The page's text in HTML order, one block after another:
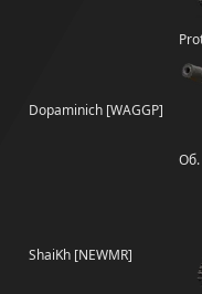
Dopaminich [WAGGP]
Об.
ShaiKh [NEWMR]